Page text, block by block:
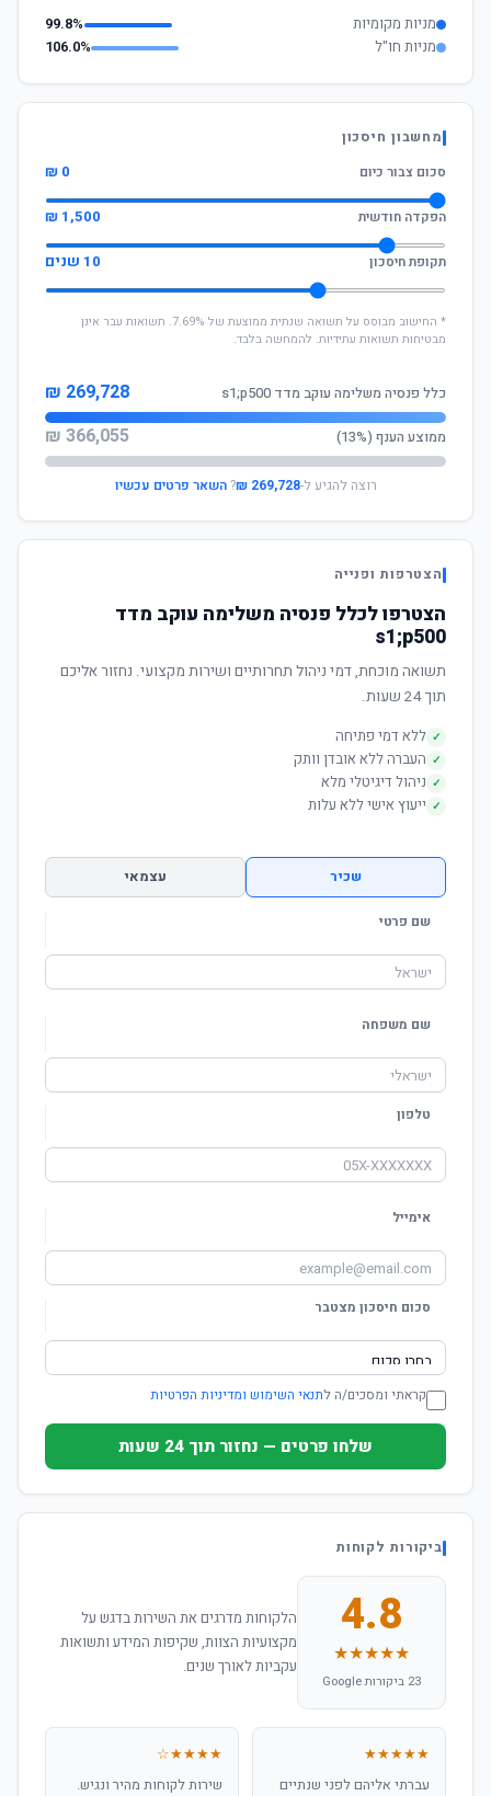
מניות מקומיות
99.8%
מניות חו"ל
106.0%
מחשבון חיסכון
סכום צבור כיום
0 ₪
הפקדה חודשית 1,500 ₪
תקופת חיסכון 10 שנים
* החישוב מבוסס על תשואה שנתית ממוצעת של 7.69%. תשואות עבר אינן
מבטיחות תשואות עתידיות. להמחשה בלבד.
כלל פנסיה משלימה עוקב מדד s1;p500 269,728 ₪
ממוצע הענף (13%) 366,055 ₪
רוצה להגיע ל-269,728 ₪
?השאר פרטים עכשיו
הצטרפות ופנייה
הצטרפו לכלל פנסיה משלימה עוקב מדד
s1;p500
תשואה מוכחת, דמי ניהול תחרותיים ושירות מקצועי. נחזור אליכם
תוך 24 שעות.
✓ ללא דמי פתיחה
✓ העברה ללא אובדן וותק
✓ ניהול דיגיטלי מלא
✓ ייעוץ אישי ללא עלות
שכיר עצמאי
שם פרטי
שם משפחה
טלפון
אימייל
סכום חיסכון מצטבר
קראתי ומסכים/ה לתנאי השימוש ומדיניות הפרטיות
שלחו פרטים — נחזור תוך 24 שעות
ביקורות לקוחות
4.8
★★★★★
23 ביקורות Google
הלקוחות מדרגים את השירות בדגש על
מקצועיות הצוות, שקיפות המידע ותשואות
עקביות לאורך שנים.
★★★★★
עברתי אליהם לפני שנתיים
★★★★☆
שירות לקוחות מהיר ונגיש.